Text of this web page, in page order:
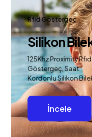
Rfıd Göstergeç
Silikon
125Khz Proximity Rfıd
Göstergeç, Saat
Kordonlu Silikon
İncele